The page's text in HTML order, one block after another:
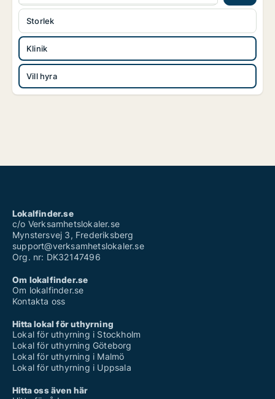
Klinik
Vill hyra
Storlek
Lokalfinder.se
c/o Verksamhetslokaler.se
Mynstersvej 3, Frederiksberg
support@verksamhetslokaler.se
Org. nr: DK32147496
Om lokalfinder.se
Om lokalfinder.se
Kontakta oss
Hitta lokal för uthyrning
Lokal för uthyrning i Stockholm
Lokal för uthyrning Göteborg
Lokal för uthyrning i Malmö
Lokal för uthyrning i Uppsala
Hitta oss även här